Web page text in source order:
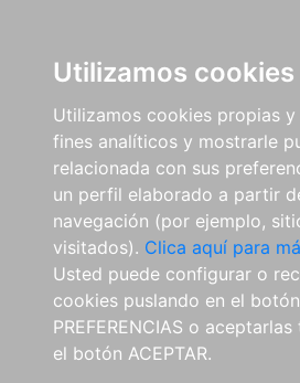
Utilizamos cookies
Utilizamos cookies propias
fines analíticos y mostrarle
relacionada con sus
un perfil elaborado a partir
navegación (por ejemplo,
visitados). Clica aquí para
Usted puede configurar o
cookies puslando en el
PREFERENCIAS o
el botón ACEPTAR.